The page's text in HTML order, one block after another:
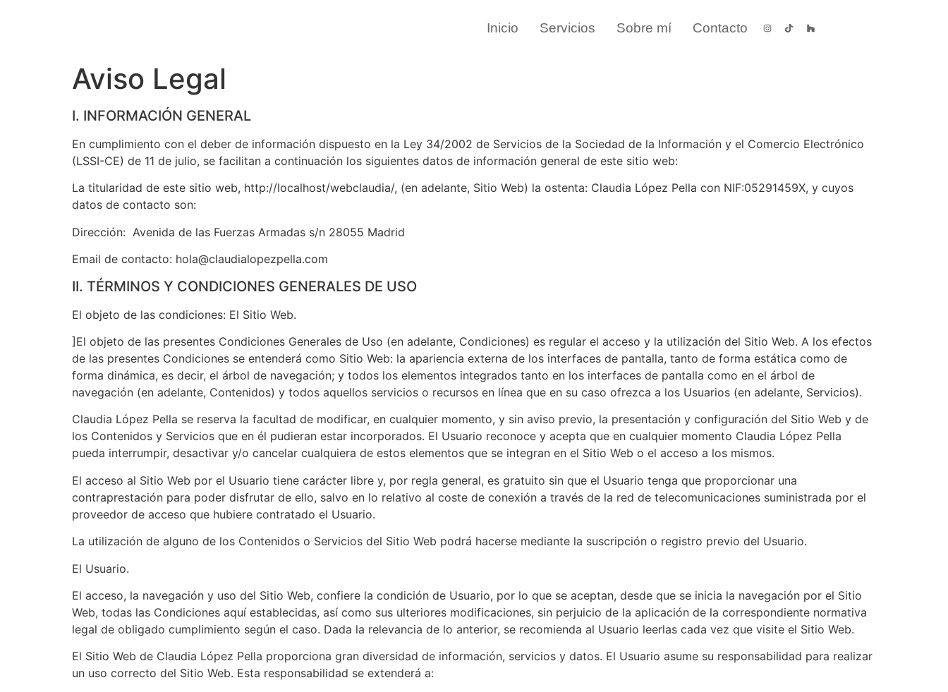
Inicio Servicios Sobre mí Contacto
Aviso Legal
I. INFORMACIÓN GENERAL
En cumplimiento con el deber de información dispuesto en la Ley 34/2002 de Servicios de la Sociedad de la Información y el Comercio Electrónico
(LSSI-CE) de 11 de julio, se facilitan a continuación los siguientes datos de información general de este sitio web:
La titularidad de este sitio web, http://localhost/webclaudia/, (en adelante, Sitio Web) la ostenta: Claudia López Pella con NIF:05291459X, y cuyos
datos de contacto son:
Dirección: Avenida de las Fuerzas Armadas s/n 28055 Madrid
Email de contacto: hola@claudialopezpella.com
II. TÉRMINOS Y CONDICIONES GENERALES DE USO
El objeto de las condiciones: El Sitio Web.
]El objeto de las presentes Condiciones Generales de Uso (en adelante, Condiciones) es regular el acceso y la utilización del Sitio Web. A los efectos
de las presentes Condiciones se entenderá como Sitio Web: la apariencia externa de los interfaces de pantalla, tanto de forma estática como de
forma dinámica, es decir, el árbol de navegación; y todos los elementos integrados tanto en los interfaces de pantalla como en el árbol de
navegación (en adelante, Contenidos) y todos aquellos servicios o recursos en línea que en su caso ofrezca a los Usuarios (en adelante, Servicios).
Claudia López Pella se reserva la facultad de modificar, en cualquier momento, y sin aviso previo, la presentación y configuración del Sitio Web y de
los Contenidos y Servicios que en él pudieran estar incorporados. El Usuario reconoce y acepta que en cualquier momento Claudia López Pella
pueda interrumpir, desactivar y/o cancelar cualquiera de estos elementos que se integran en el Sitio Web o el acceso a los mismos.
El acceso al Sitio Web por el Usuario tiene carácter libre y, por regla general, es gratuito sin que el Usuario tenga que proporcionar una
contraprestación para poder disfrutar de ello, salvo en lo relativo al coste de conexión a través de la red de telecomunicaciones suministrada por el
proveedor de acceso que hubiere contratado el Usuario.
La utilización de alguno de los Contenidos o Servicios del Sitio Web podrá hacerse mediante la suscripción o registro previo del Usuario.
El Usuario.
El acceso, la navegación y uso del Sitio Web, confiere la condición de Usuario, por lo que se aceptan, desde que se inicia la navegación por el Sitio
Web, todas las Condiciones aquí establecidas, así como sus ulteriores modificaciones, sin perjuicio de la aplicación de la correspondiente normativa
legal de obligado cumplimiento según el caso. Dada la relevancia de lo anterior, se recomienda al Usuario leerlas cada vez que visite el Sitio Web.
El Sitio Web de Claudia López Pella proporciona gran diversidad de información, servicios y datos. El Usuario asume su responsabilidad para realizar
un uso correcto del Sitio Web. Esta responsabilidad se extenderá a: